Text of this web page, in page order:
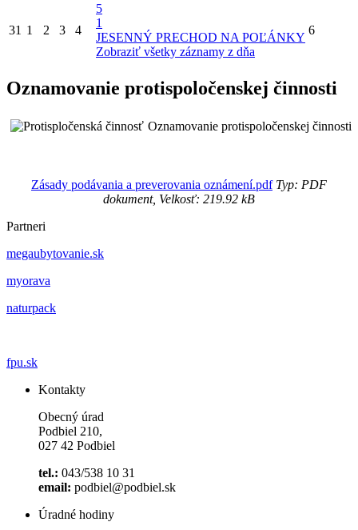
31 1 2 3 4
5
1
JESENNÝ PRECHOD NA POĽÁNKY
Zobraziť všetky záznamy z dňa
6
Oznamovanie protispoločenskej činnosti
Oznamovanie protispoločenskej činnosti
Zásady podávania a preverovania oznámení.pdfTyp: PDF
dokument, Velkosť: 219.92 kB
Partneri
megaubytovanie.sk
myorava
naturpack
fpu.sk
Kontakty
Obecný úrad
Podbiel 210,
027 42 Podbiel
tel.: 043/538 10 31
email: podbiel@podbiel.sk
Úradné hodiny